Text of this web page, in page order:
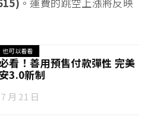
也可以看看
看！善用預售付款彈性 完美
3.0新制
月 21 日